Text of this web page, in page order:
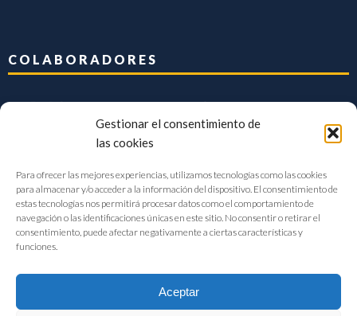
Gestionar el consentimiento de
las cookies
Para ofrecer las mejores experiencias, utilizamos tecnologías como las cookies
para almacenar y/o acceder a la información del dispositivo. El consentimiento de
estas tecnologías nos permitirá procesar datos como el comportamiento de
navegación o las identificaciones únicas en este sitio. No consentir o retirar el
consentimiento, puede afectar negativamente a ciertas características y
funciones.
Aceptar
COLABORADORES